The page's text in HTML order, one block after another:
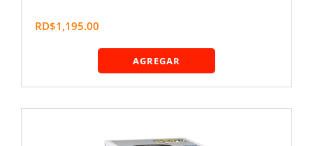
RD$1,195.00
AGREGAR